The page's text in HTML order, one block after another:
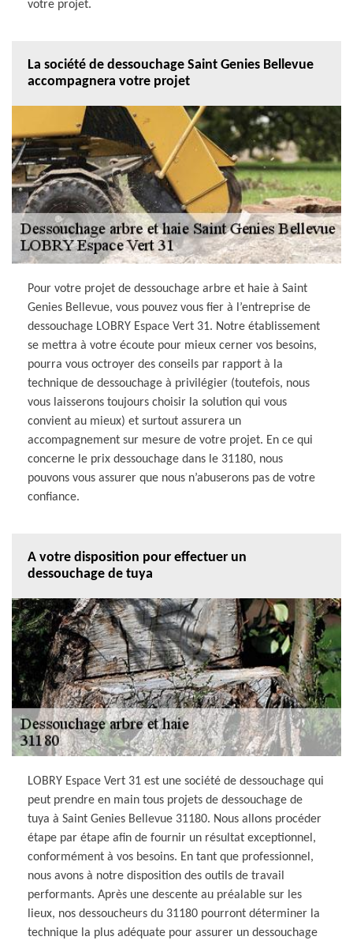
votre projet.
La société de dessouchage Saint Genies Bellevue
accompagnera votre projet
Pour votre projet de dessouchage arbre et haie à Saint
Genies Bellevue, vous pouvez vous fier à l’entreprise de
dessouchage LOBRY Espace Vert 31. Notre établissement
se mettra à votre écoute pour mieux cerner vos besoins,
pourra vous octroyer des conseils par rapport à la
technique de dessouchage à privilégier (toutefois, nous
vous laisserons toujours choisir la solution qui vous
convient au mieux) et surtout assurera un
accompagnement sur mesure de votre projet. En ce qui
concerne le prix dessouchage dans le 31180, nous
pouvons vous assurer que nous n’abuserons pas de votre
confiance.
A votre disposition pour effectuer un
dessouchage de tuya
LOBRY Espace Vert 31 est une société de dessouchage qui
peut prendre en main tous projets de dessouchage de
tuya à Saint Genies Bellevue 31180. Nous allons procéder
étape par étape afin de fournir un résultat exceptionnel,
conformément à vos besoins. En tant que professionnel,
nous avons à notre disposition des outils de travail
performants. Après une descente au préalable sur les
lieux, nos dessoucheurs du 31180 pourront déterminer la
technique la plus adéquate pour assurer un dessouchage